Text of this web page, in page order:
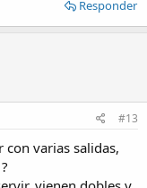
Responder
#13
con varias salidas,